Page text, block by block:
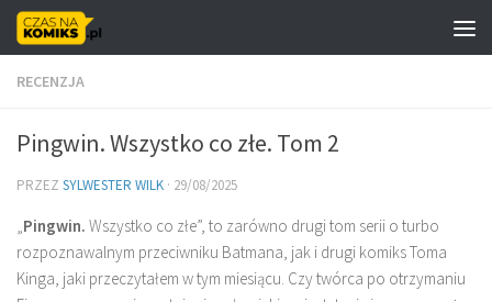
Skip to content
RECENZJA
Pingwin. Wszystko co złe. Tom 2
PRZEZ SYLWESTER WILK · 29/08/2025
„Pingwin. Wszystko co złe”, to zarówno drugi tom serii o turbo
rozpoznawalnym przeciwniku Batmana, jak i drugi komiks Toma
Kinga, jaki przeczytałem w tym miesiącu. Czy twórca po otrzymaniu